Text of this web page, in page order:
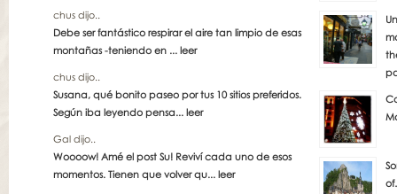
chus dijo..
Debe ser fantástico respirar el aire tan limpio de esas
montañas -teniendo en ... leer
chus dijo..
Susana, qué bonito paseo por tus 10 sitios preferidos.
Según iba leyendo pensa... leer
Gal dijo..
Woooow! Amé el post Su! Reviví cada uno de esos
momentos. Tienen que volver qu... leer